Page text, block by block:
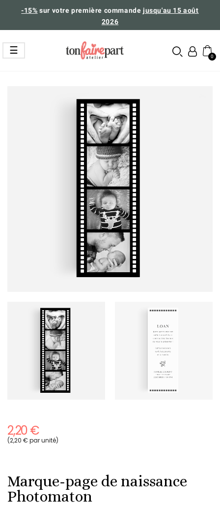
-15% sur votre première commandejusqu'au 15 août
2026
Basculer
la
navigation
☰
2,20 €
(2,20 € par unité)
Marque-page de naissance
Photomaton